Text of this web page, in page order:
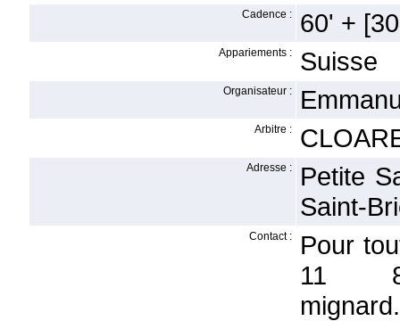
Cadence : 60' +
Appariements : Suisse
Organisateur :
Arbitre :
Adresse :
Petite
Saint-
Contact :
Pour
11